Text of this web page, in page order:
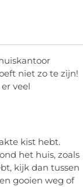
niet zo te zijn!
veel
kist hebt.
het huis, zoals
kijk dan tussen
gooien weg of